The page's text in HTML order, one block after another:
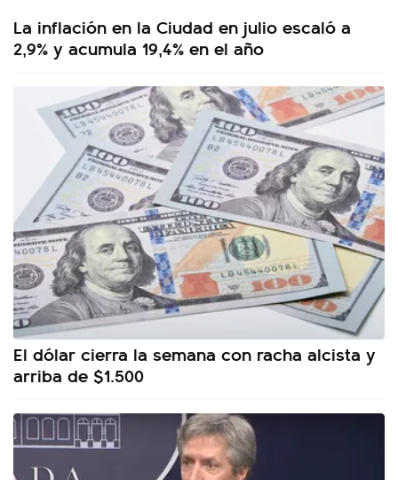
La inflación en la Ciudad en julio escaló a
2,9% y acumula 19,4% en el año
El dólar cierra la semana con racha alcista y
arriba de $1.500